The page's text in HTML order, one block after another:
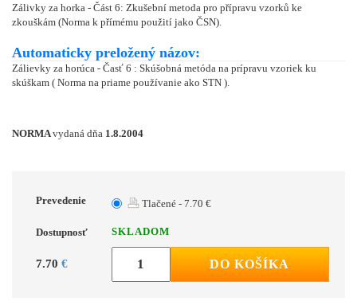
Zálivky za horka - Část 6: Zkušební metoda pro přípravu vzorků ke
zkouškám (Norma k přímému použití jako ČSN).
Automaticky preložený názov:
Zálievky za horúca - Časť 6 : Skúšobná metóda na prípravu vzoriek ku
skúškam ( Norma na priame používanie ako STN ).
NORMAvydaná dňa 1.8.2004
Prevedenie Tlačené - 7.70 €
Dostupnosť SKLADOM
7.70 € DO KOŠÍKA